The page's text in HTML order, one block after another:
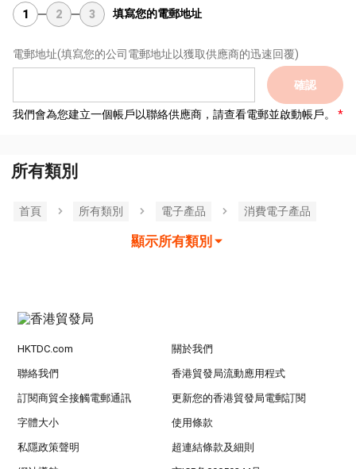
1 2 3 填寫您的電郵地址
電郵地址(填寫您的公司電郵地址以獲取供應商的迅速回覆)
確認
我們會為您建立一個帳戶以聯絡供應商，請查看電郵並啟動帳戶。
所有類別
首頁 所有類別 電子產品 消費電子產品
顯示所有類別
HKTDC.com 關於我們
聯絡我們 香港貿發局流動應用程式
訂閱商貿全接觸電郵通訊 更新您的香港貿發局電郵訂閱
字體大小 使用條款
私隱政策聲明 超連結條款及細則